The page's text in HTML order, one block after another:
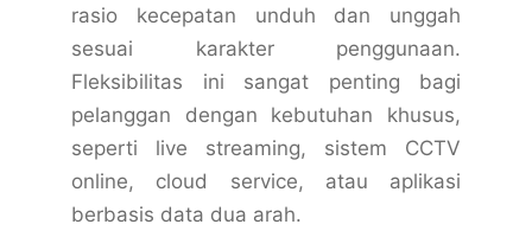
rasio kecepatan unduh dan unggah
sesuai karakter penggunaan.
Fleksibilitas ini sangat penting bagi
pelanggan dengan kebutuhan khusus,
seperti live streaming, sistem CCTV
online, cloud service, atau aplikasi
berbasis data dua arah.